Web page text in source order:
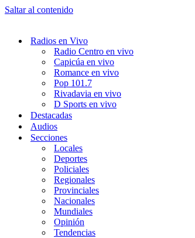
Saltar al contenido
Radios en Vivo
Radio Centro en vivo
Capicúa en vivo
Romance en vivo
Pop 101.7
Rivadavia en vivo
D Sports en vivo
Destacadas
Audios
Secciones
Locales
Deportes
Policiales
Regionales
Provinciales
Nacionales
Mundiales
Opinión
Tendencias